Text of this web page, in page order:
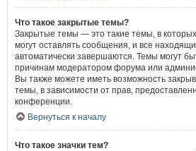
Что такое закрытые темы?
Закрытые темы — это такие темы, в
могут оставлять сообщения, и все
автоматически завершаются. Темы могут
причинам модератором форума или
Вы также можете иметь возможность
темы, в зависимости от прав,
конференции.
Вернуться к началу
Что такое значки тем?